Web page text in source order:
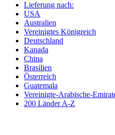
Lieferung nach:
USA
Australien
Vereinigtes Königreich
Deutschland
Kanada
China
Brasilien
Österreich
Guatemala
Vereinigte-Arabische-
200 Länder A-Z